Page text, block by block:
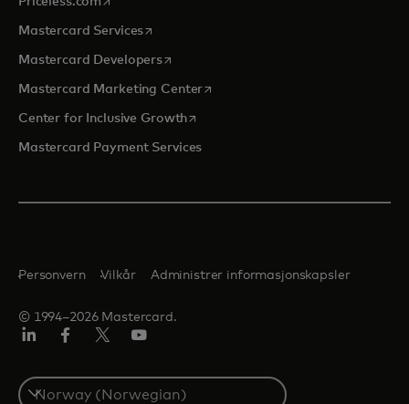
Mastercard Servicesopens in a new tab
Mastercard Developersopens in a new tab
Mastercard Marketing Centeropens in a new tab
Center for Inclusive Growthopens in a new tab
Mastercard Payment Services
© 1994–2026 Mastercard.
Personvern Vilkår Administrer informasjonskapsler
Select
a